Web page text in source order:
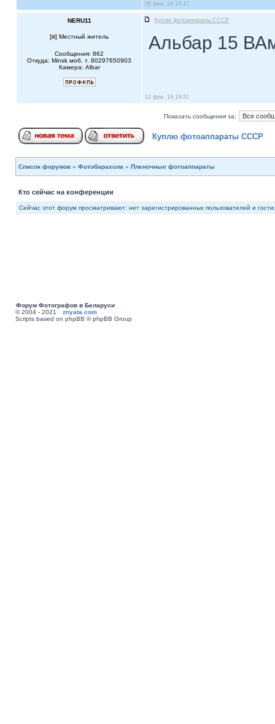
06 фев, 19 14:17
NERU11 Куплю фотоаппараты СССР
[ ] Местный житель
Сообщения: 862
Откуда: Minsk моб. т. 80297650903
Камера: Albar
Альбар 15
12 фев, 19 19:31
Показать сообщения за:
Куплю фотоаппараты СССР
Список форумов » Фотобарахола » Пленочные фотоаппараты
Кто сейчас на конференции
Сейчас этот форум просматривают: нет зарегистрированных пользователей и
Форум Фотографов в Беларуси
© 2004 - 2021 znyata.com
Scripts based on phpBB © phpBB Group